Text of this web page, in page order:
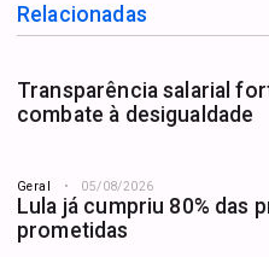
Relacionadas
Transparência salarial
combate à desigualdade
Geral 05/08/2026
Lula já cumpriu 80% das
prometidas